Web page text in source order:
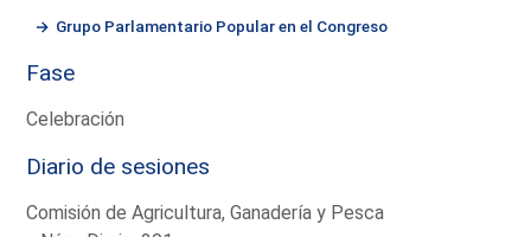
Grupo Parlamentario Popular en el Congreso
Fase
Celebración
Diario de sesiones
Comisión de Agricultura, Ganadería y Pesca